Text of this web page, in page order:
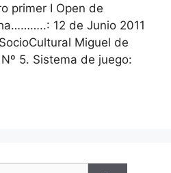
primer I Open de
12 de Junio 2011
Miguel de
5. Sistema de juego: